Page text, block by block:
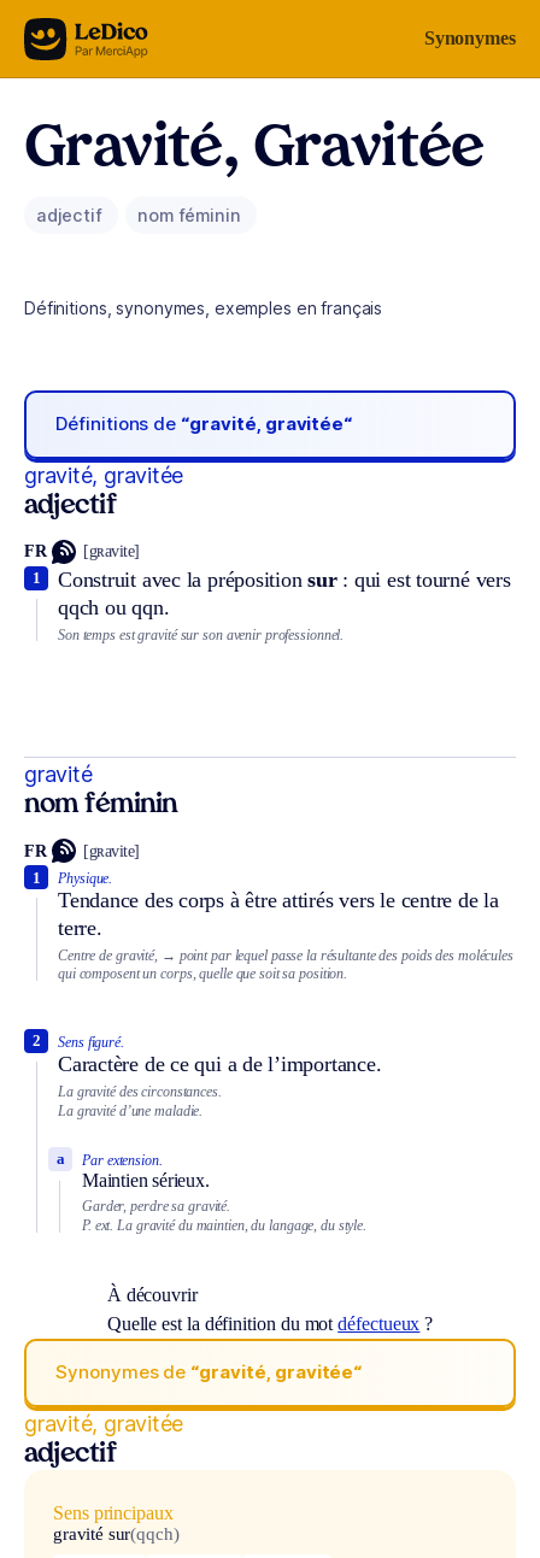
Aller au contenu Synonymes
Gravité, Gravitée
adjectif nom féminin
Définitions, synonymes, exemples en français
Définitions de “gravité, gravitée“
gravité, gravitée
adjectif
FR [gʀavite]
Construit avec la prépositionsur: qui est tourné vers
qqch ou qqn.
1
Son temps est gravité sur son avenir professionnel.
gravité
nom féminin
FR [gʀavite]
Physique.
Tendance des corps à être attirés vers le centre de la
terre.
1
Centre de gravité, → point par lequel passe la résultante des poids des molécules
qui composent un corps, quelle que soit sa position.
Sens figuré.
Caractère de ce qui a de l’importance.
2
La gravité des circonstances.
La gravité d’une maladie.
Par extension.
Maintien sérieux.
a
Garder, perdre sa gravité.
P. ext. La gravité du maintien, du langage, du style.
À découvrir
Quelle est la définition du motdéfectueux ?
Synonymes de “gravité, gravitée“
gravité, gravitée
adjectif
Sens principaux
gravité sur(qqch)